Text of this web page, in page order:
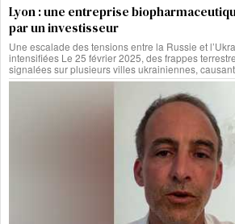
Lyon : une entreprise
par un investisseur
Une escalade des tensions entre la Russie et
intensifiées Le 25 février 2025, des frappes
signalées sur plusieurs villes ukrainiennes,